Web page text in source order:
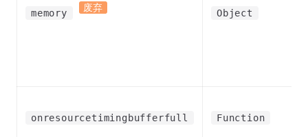
memory 废弃 Object
onresourcetimingbufferfull Function